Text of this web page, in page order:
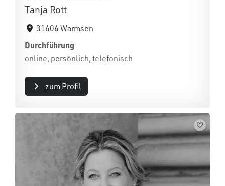
Tanja Rott
31606 Warmsen
Durchführung
online, persönlich, telefonisch
zum Profil